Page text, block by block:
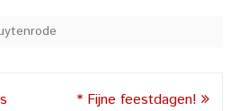
* Fijne feestdagen!